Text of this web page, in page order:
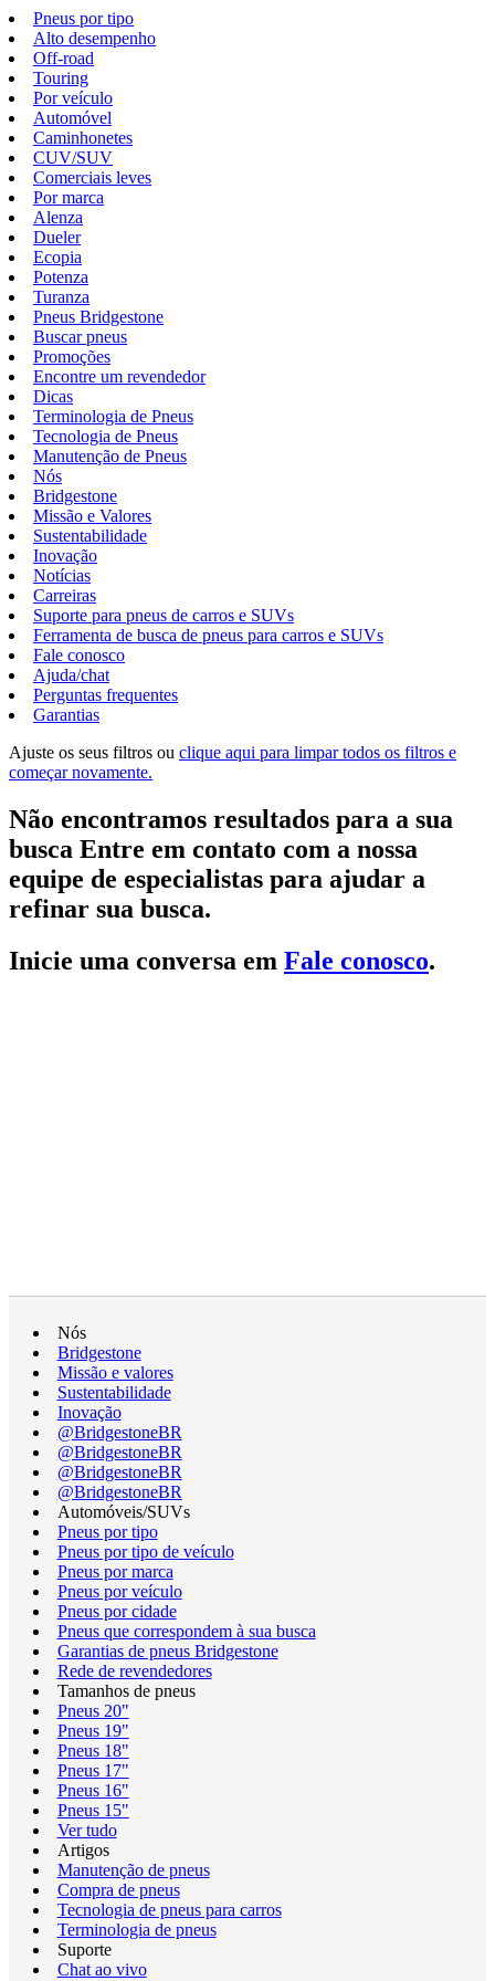
Pneus por tipo
Alto desempenho
Off-road
Touring
Por veículo
Automóvel
Caminhonetes
CUV/SUV
Comerciais leves
Por marca
Alenza
Dueler
Ecopia
Potenza
Turanza
Pneus Bridgestone
Buscar pneus
Promoções
Encontre um revendedor
Dicas
Terminologia de Pneus
Tecnologia de Pneus
Manutenção de Pneus
Nós
Bridgestone
Missão e Valores
Sustentabilidade
Inovação
Notícias
Carreiras
Suporte para pneus de carros e SUVs
Ferramenta de busca de pneus para carros e SUVs
Fale conosco
Ajuda/chat
Perguntas frequentes
Garantias
Ajuste os seus filtros ou clique aqui para limpar todos os filtros e
começar novamente.
Não encontramos resultados para a sua
busca Entre em contato com a nossa
equipe de especialistas para ajudar a
refinar sua busca.
Inicie uma conversa em Fale conosco.
Nós
Bridgestone
Missão e valores
Sustentabilidade
Inovação
@BridgestoneBR
@BridgestoneBR
@BridgestoneBR
@BridgestoneBR
Automóveis/SUVs
Pneus por tipo
Pneus por tipo de veículo
Pneus por marca
Pneus por veículo
Pneus por cidade
Pneus que correspondem à sua busca
Garantias de pneus Bridgestone
Rede de revendedores
Tamanhos de pneus
Pneus 20"
Pneus 19"
Pneus 18"
Pneus 17"
Pneus 16"
Pneus 15"
Ver tudo
Artigos
Manutenção de pneus
Compra de pneus
Tecnologia de pneus para carros
Terminologia de pneus
Suporte
Chat ao vivo